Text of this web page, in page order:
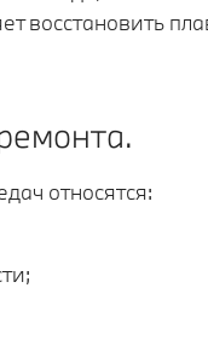
восстановить
относятся: